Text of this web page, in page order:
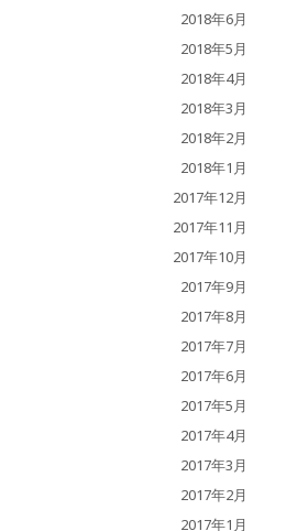
2018年6月
2018年5月
2018年4月
2018年3月
2018年2月
2018年1月
2017年12月
2017年11月
2017年10月
2017年9月
2017年8月
2017年7月
2017年6月
2017年5月
2017年4月
2017年3月
2017年2月
2017年1月